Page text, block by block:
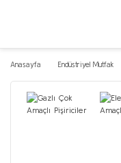
Anasayfa Endüstriyel Mutfak